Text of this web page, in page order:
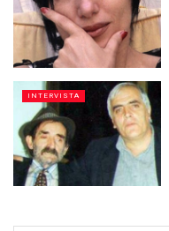
INTERVISTA